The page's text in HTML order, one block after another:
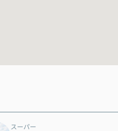
スーパー